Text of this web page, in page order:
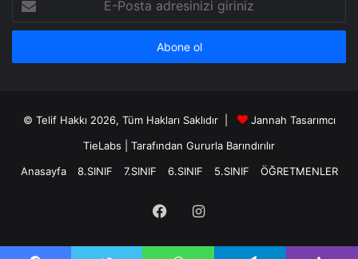
Posta
adresinizi
© Telif Hakkı 2026, Tüm Hakları Saklıdır |
Jannah Tasarımcı
TieLabs | Tarafından Gururla Barındırılır
Anasayfa
8.SINIF 7.SINIF 6.SINIF 5.SINIF ÖĞRETMENLER
FacebookInstagram